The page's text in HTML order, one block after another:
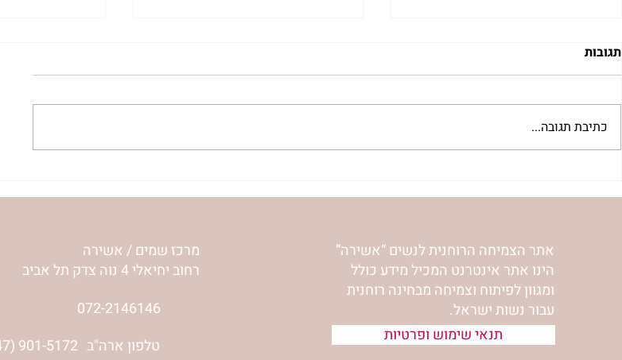
שיעור לט"ו באב | הר' ימימה
השיעור לתשעה באב | הר'
אוהב" | ראש
תגובות
כתיבת תגובה...
מרכז שמים / אשירה
רחוב יחיאלי 4 נוה צדק תל אביב
072-2146146
901-5172 טלפון ארה"ב
אתר הצמיחה הרוחנית לנשים “אשירה”
הינו אתר אינטרנט המכיל מידע כולל
ומגוון לפיתוח וצמיחה מבחינה רוחנית
עבור נשות ישראל.
תנאי שימוש ופרטיות